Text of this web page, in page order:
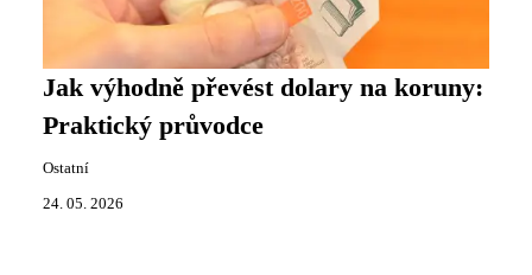
Jak výhodně převést dolary na koruny:
Praktický průvodce
Ostatní
24. 05. 2026